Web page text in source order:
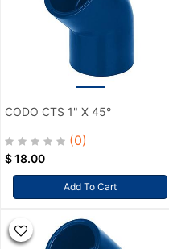
CODO CTS 1" X 45°
(0)
$18.00
Add To Cart